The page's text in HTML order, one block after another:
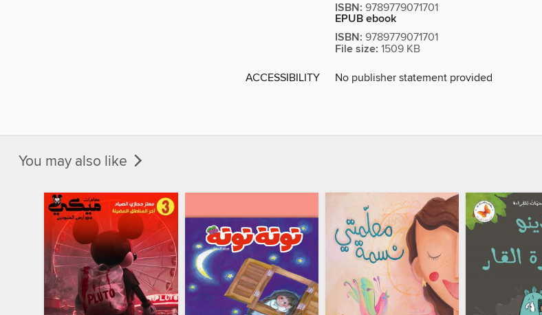
ISBN: 9789779071701
EPUB ebook
ISBN: 9789779071701
File size: 1509 KB
ACCESSIBILITY No publisher statement provided
You may also like